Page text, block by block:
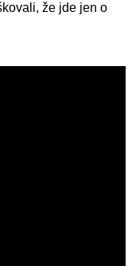
že jde jen o